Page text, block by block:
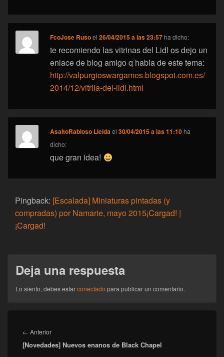
FcoJose Rusoel26/04/2015 a las 23:57 ha dicho:
te recomiendo las vitrinas del Lidl os dejo un
enlace de blog amigo q habla de este tema:
http://valpurgioswargames.blogspot.com.es/
2014/12/vitrila-del-lidl.html
AsaltoRabioso Lleidael30/04/2015 a las 11:10 ha
dicho:
que gran idea!
Pingback: [Escalada] Miniaturas pintadas (y
compradas) por Namarie, mayo 2015¡Cargad! |
¡Cargad!
Deja una respuesta
Lo siento, debes estarconectado para publicar un comentario.
de
entradas
← AnteriorEntrada
anterior:
[Novedades] Nuevos enanos de Black Chapel